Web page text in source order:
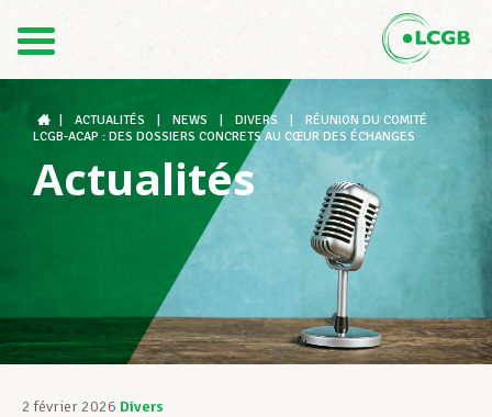
DE
Le LCGB
Structures syndicales
Assistance au Travail
ACTUALITÉS NEWS DIVERS
RÉUNION DU COMITÉ
LCGB-ACAP : DES DOSSIERS CONCRETS AU CŒUR DES ÉCHANGES
Actualités
2 février 2026 Divers